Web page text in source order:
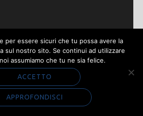
bySGWEB | Metro Magazine |
Rara Theme. Powered by
per essere sicuri che tu possa avere la
sul nostro sito. Se continui ad utilizzare
assumiamo che tu ne sia felice.
ACCETTO
APPROFONDISCI